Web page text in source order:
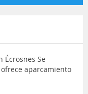
Écrosnes Se
aparcamiento